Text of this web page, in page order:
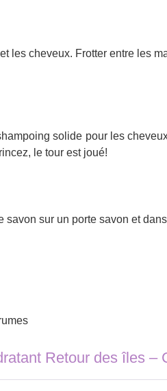
les cheveux. Frotter entre les
solide pour les
le tour est joué!
sur un porte savon et
Retour des îles –